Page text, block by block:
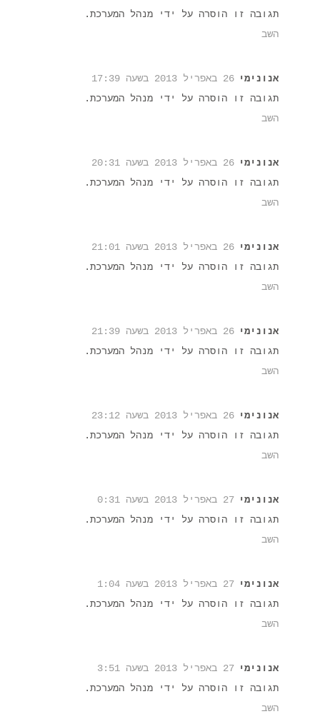
תגובה זו הוסרה על ידי מנהל המערכת.
השב
אנונימי 26 באפריל 2013 בשעה 17:39
תגובה זו הוסרה על ידי מנהל המערכת.
השב
אנונימי 26 באפריל 2013 בשעה 20:31
תגובה זו הוסרה על ידי מנהל המערכת.
השב
אנונימי 26 באפריל 2013 בשעה 21:01
תגובה זו הוסרה על ידי מנהל המערכת.
השב
אנונימי 26 באפריל 2013 בשעה 21:39
תגובה זו הוסרה על ידי מנהל המערכת.
השב
אנונימי 26 באפריל 2013 בשעה 23:12
תגובה זו הוסרה על ידי מנהל המערכת.
השב
אנונימי 27 באפריל 2013 בשעה 0:31
תגובה זו הוסרה על ידי מנהל המערכת.
השב
אנונימי 27 באפריל 2013 בשעה 1:04
תגובה זו הוסרה על ידי מנהל המערכת.
השב
אנונימי 27 באפריל 2013 בשעה 3:51
תגובה זו הוסרה על ידי מנהל המערכת.
השב